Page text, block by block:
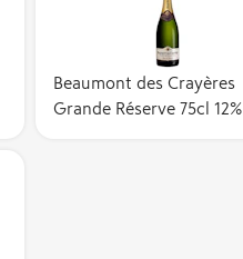
Beaumont des Crayères
Grande Réserve 75cl 12%